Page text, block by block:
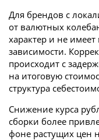
Для брендов с
от валютных
характер и не
зависимости.
происходит с
на итоговую
структура
Снижение курса
сборки более
фоне растущих цен